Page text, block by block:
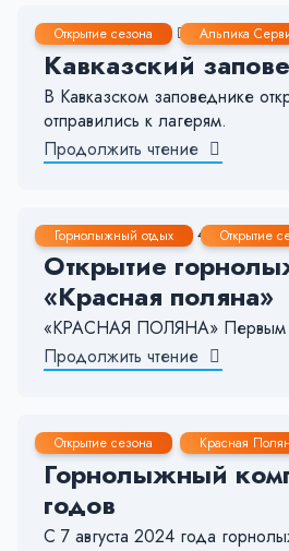
Открытие сезона Альпика
11 Июн, 2025 1-2 мин.
Кавказский
В Кавказском заповеднике
отправились к лагерям.
Продолжить чтение
Горнолыжный отдых Открытие
15 Дек, 2024 4-5 мин.
Открытие
«Красная поляна»
«КРАСНАЯ ПОЛЯНА» Первым из
Продолжить чтение
Открытие сезона Красная
7 Авг, 2024 1-2 мин.
Горнолыжный
годов
С 7 августа 2024 года